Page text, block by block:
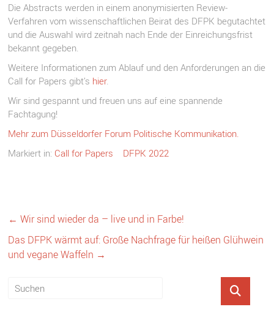
Die Abstracts werden in einem anonymisierten Review-
Verfahren vom wissenschaftlichen Beirat des DFPK begutachtet
und die Auswahl wird zeitnah nach Ende der Einreichungsfrist
bekannt gegeben.
Weitere Informationen zum Ablauf und den Anforderungen an die
Call for Papers gibt’s hier.
Wir sind gespannt und freuen uns auf eine spannende
Fachtagung!
Mehr zum Düsseldorfer Forum Politische Kommunikation.
Markiert in: Call for Papers DFPK 2022
← Wir sind wieder da – live und in Farbe!
Das DFPK wärmt auf: Große Nachfrage für heißen Glühwein
und vegane Waffeln →